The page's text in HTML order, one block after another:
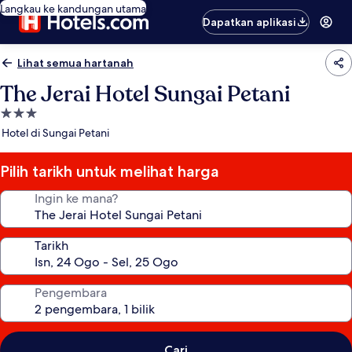
Langkau ke kandungan utama
Dapatkan aplikasi
Lihat semua hartanah
The Jerai Hotel Sungai Petani
Hartanah
3.0
Hotel di Sungai Petani
Pilih tarikh untuk melihat harga
Ingin ke mana?
Tarikh
Pengembara